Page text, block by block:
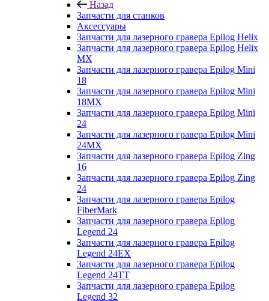
Назад
Запчасти для станков
Аксессуары
Запчасти для лазерного гравера Epilog Helix
Запчасти для лазерного гравера Epilog Helix
MX
Запчасти для лазерного гравера Epilog Mini
18
Запчасти для лазерного гравера Epilog Mini
18MX
Запчасти для лазерного гравера Epilog Mini
24
Запчасти для лазерного гравера Epilog Mini
24MX
Запчасти для лазерного гравера Epilog Zing
16
Запчасти для лазерного гравера Epilog Zing
24
Запчасти для лазерного гравера Epilog
FiberMark
Запчасти для лазерного гравера Epilog
Legend 24
Запчасти для лазерного гравера Epilog
Legend 24EX
Запчасти для лазерного гравера Epilog
Legend 24TT
Запчасти для лазерного гравера Epilog
Legend 32